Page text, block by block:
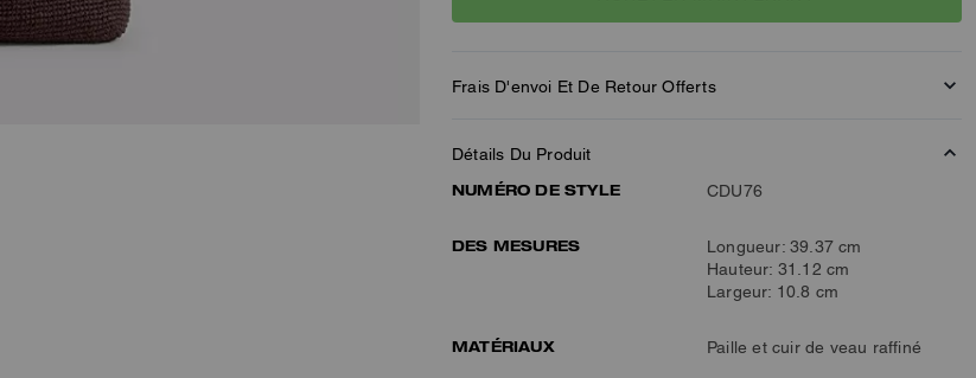
Frais D'envoi Et De Retour Offerts
Détails Du Produit
NUMÉRO DE STYLE
CDU76
DES MESURES
Longueur: 39.37 cm
Hauteur: 31.12 cm
Largeur: 10.8 cm
MATÉRIAUX Paille et cuir de veau raffiné